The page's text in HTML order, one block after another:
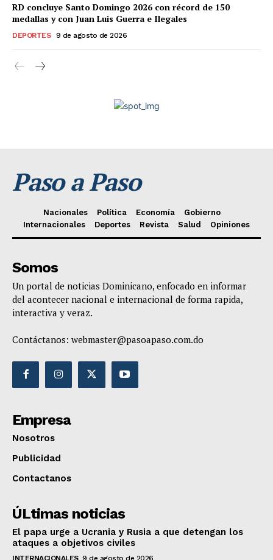
RD concluye Santo Domingo 2026 con récord de 150
medallas y con Juan Luis Guerra e Ilegales
DEPORTES 9 de agosto de 2026
Paso a Paso
Nacionales Política Economía
Gobierno
Internacionales
Deportes Revista Salud Opiniones
Somos
Un portal de noticias Dominicano, enfocado en informar
del acontecer nacional e internacional de forma rapida,
interactiva y veraz.
Contáctanos: webmaster@pasoapaso.com.do
Empresa
Nosotros
Publicidad
Contactanos
ÚLtimas noticias
El papa urge a Ucrania y Rusia a que detengan los
ataques a objetivos civiles
INTERNACIONALES 9 de agosto de 2026